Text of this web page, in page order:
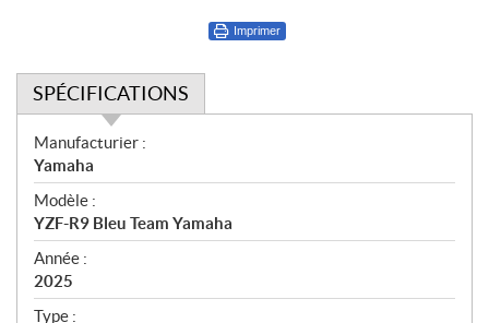
Imprimer
SPÉCIFICATIONS
S
p
é
c
i
f
i
c
Manufacturier :
Yamaha
Modèle :
YZF-R9 Bleu Team Yamaha
Année :
2025
Type :